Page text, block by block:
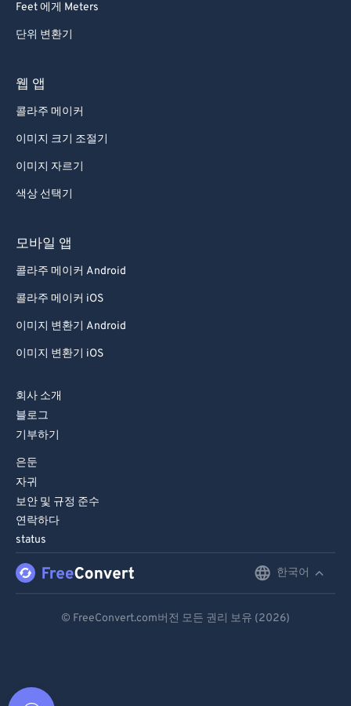
Feet 에게 Meters
단위 변환기
웹 앱
콜라주 메이커
이미지 크기 조절기
이미지 자르기
색상 선택기
모바일 앱
콜라주 메이커 Android
콜라주 메이커 iOS
이미지 변환기 Android
이미지 변환기 iOS
회사 소개
블로그
기부하기
은둔
자귀
보안 및 규정 준수
연락하다
status
한국어
© FreeConvert.com버전 모든 권리 보유 (2026)